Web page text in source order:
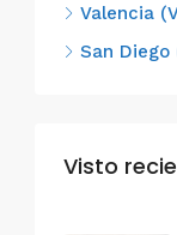
Valencia
San Diego
Visto